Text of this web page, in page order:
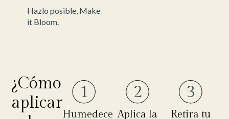
Hazlo posible, Make
it Bloom.
¿Cómo
aplicar
Humedece Aplica la
Retira tu